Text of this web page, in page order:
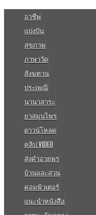
อาชีพ
แบ่งปัน
สุขภาพ
ภาษาวัด
สังฆทาน
ประเพณี
นานาสาระ
ยาสมุนไพร
ดาวน์โหลด
คลิป VIDEO
ส่งคำอวยพร
บ้านและสวน
คอมพิวเตอร์
แนะนำหนังสือ